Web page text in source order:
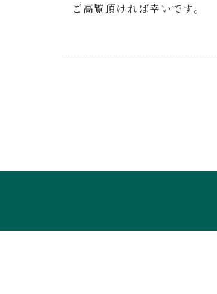
ご高覧頂ければ幸いです。